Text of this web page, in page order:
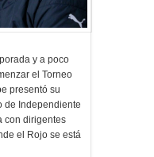
y a poco
el Torneo
presentó su
de Independiente
con dirigentes
el Rojo se está